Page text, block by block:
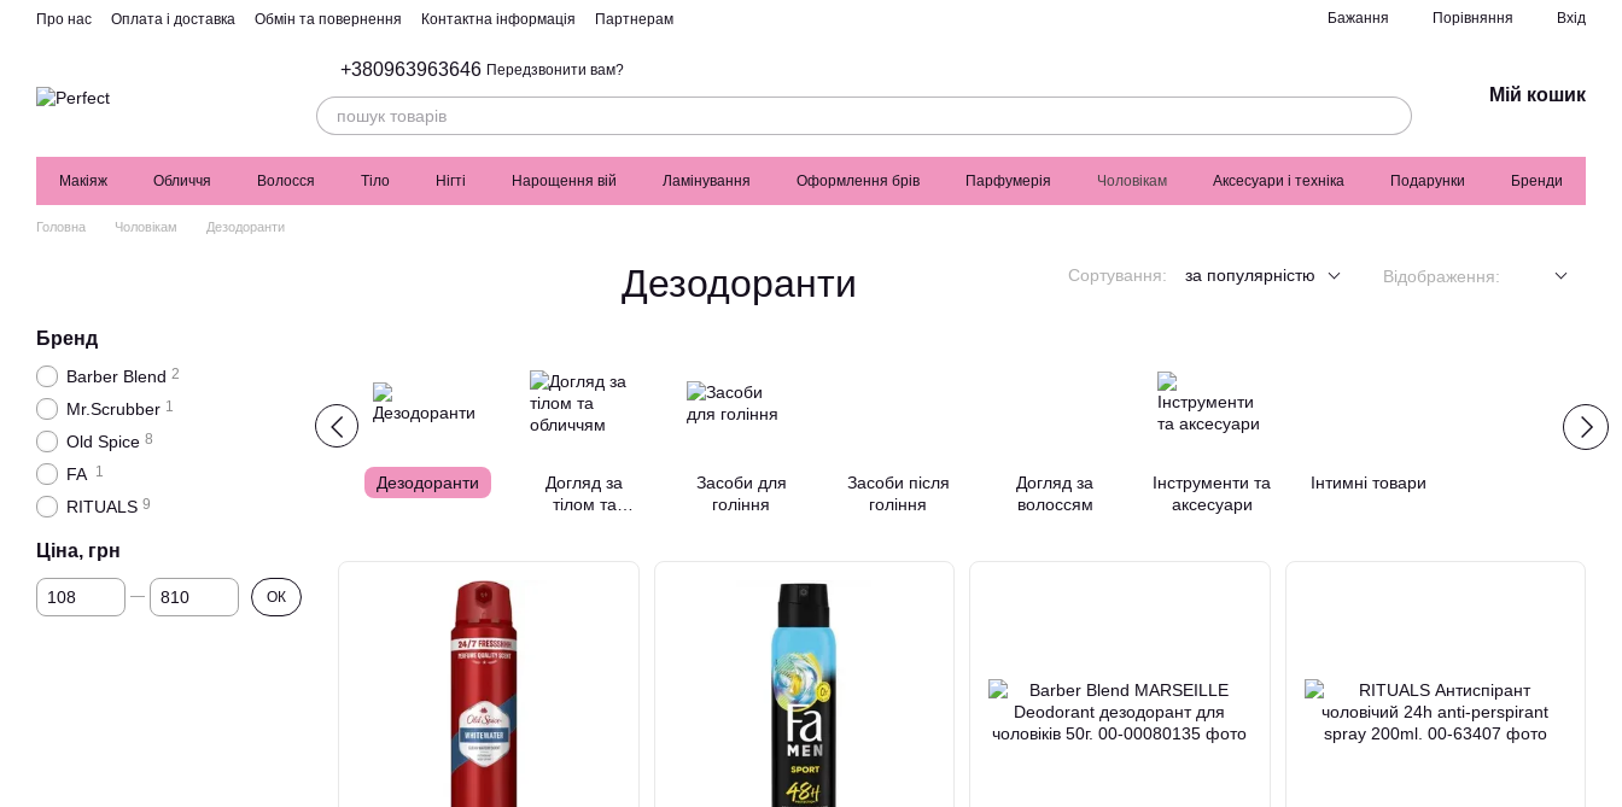
Перейти до основного контенту
Про нас Оплата і доставка Обмін та повернення Контактна інформація Партнерам Бажання Порівняння Вхід
+380963963646 Передзвонити вам?
Мій кошик
Макіяж Обличчя Волосся Тіло Нігті Нарощення вій Ламінування Оформлення брів Парфумерія Чоловікам Аксесуари і техніка Подарунки Бренди
Головна Чоловікам Дезодоранти
Дезодоранти Сортування: за популярністю Відображення:
Дезодоранти
Догляд за
тілом та
Засоби для
гоління
Засоби після
гоління
Догляд за
волоссям
Інструменти та
аксесуари
Інтимні товари
Бренд
Barber Blend 2
Mr.Scrubber 1
Old Spice 8
FA 1
RITUALS 9
Ціна, грн
Від Ціна, грн
До Ціна, грн ОК